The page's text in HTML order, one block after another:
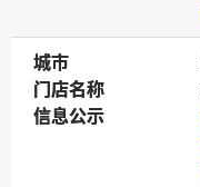
城市
城市
门店名称
门店名称
信息公示
信息公示